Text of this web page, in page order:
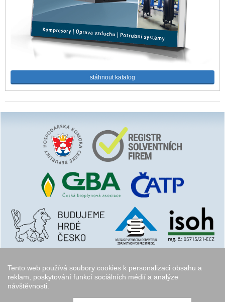
Tento web používá soubory cookies k personalizaci obsahu a
reklam, poskytování funkcí sociálních médií a analýze
návštěvnosti.
stáhnout katalog